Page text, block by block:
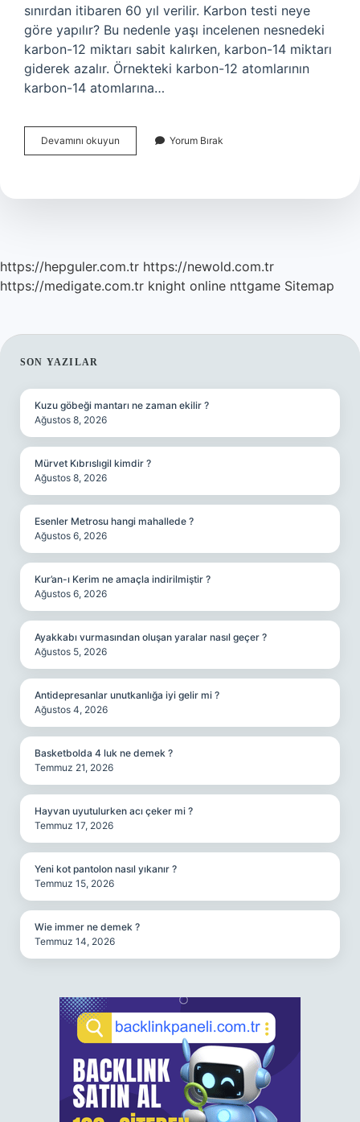
sınırdan itibaren 60 yıl verilir. Karbon testi neye
göre yapılır? Bu nedenle yaşı incelenen nesnedeki
karbon-12 miktarı sabit kalırken, karbon-14 miktarı
giderek azalır. Örnekteki karbon-12 atomlarının
karbon-14 atomlarına…
Devamını okuyun
Testi
Yorum Bırak
https://hepguler.com.tr https://newold.com.tr
https://medigate.com.tr knight online nttgame Sitemap
SIDEBAR
SON YAZILAR
Kuzu göbeği mantarı ne zaman ekilir ?
Ağustos 8, 2026
Mürvet Kıbrıslıgil kimdir ?
Ağustos 8, 2026
Esenler Metrosu hangi mahallede ?
Ağustos 6, 2026
Kur’an-ı Kerim ne amaçla indirilmiştir ?
Ağustos 6, 2026
Ayakkabı vurmasından oluşan yaralar nasıl geçer ?
Ağustos 5, 2026
Antidepresanlar unutkanlığa iyi gelir mi ?
Ağustos 4, 2026
Basketbolda 4 luk ne demek ?
Temmuz 21, 2026
Hayvan uyutulurken acı çeker mi ?
Temmuz 17, 2026
Yeni kot pantolon nasıl yıkanır ?
Temmuz 15, 2026
Wie immer ne demek ?
Temmuz 14, 2026